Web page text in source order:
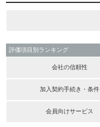
評価項目別ランキング
会社の信頼性
加入契約手続き・条件
会員向けサービス